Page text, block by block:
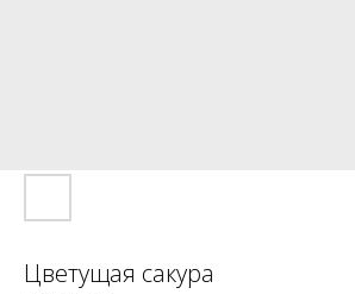
Цветущая сакура